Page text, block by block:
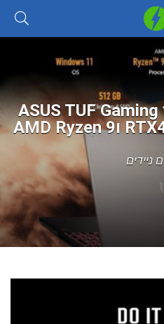
מחשב גיימינג נייד ASUS TUF Gaming
ניידים